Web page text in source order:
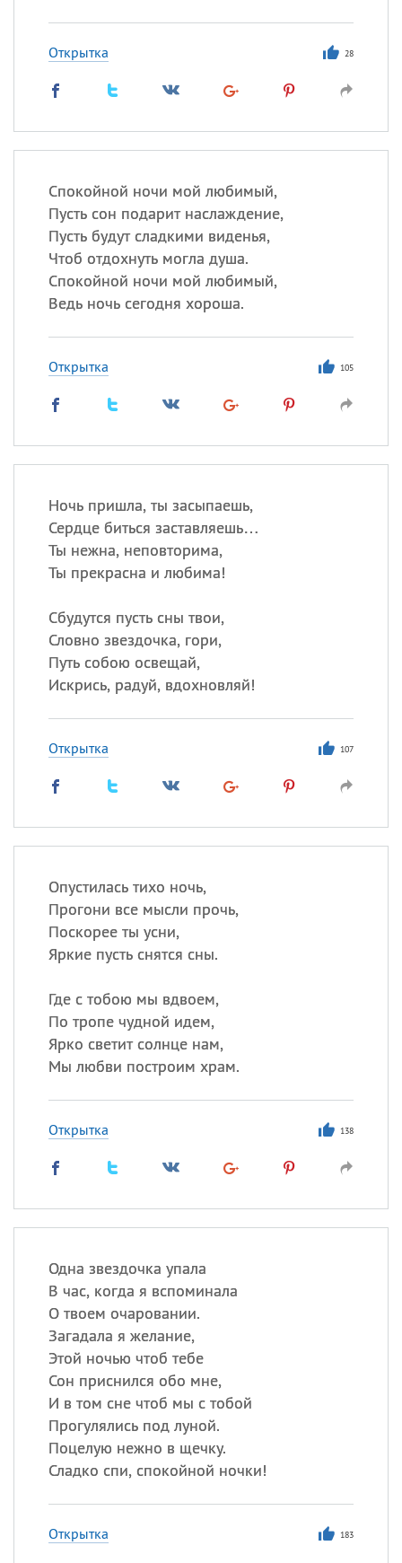
Открытка 28
Спокойной ночи мой любимый,
Пусть сон подарит наслаждение,
Пусть будут сладкими виденья,
Чтоб отдохнуть могла душа.
Спокойной ночи мой любимый,
Ведь ночь сегодня хороша.
Открытка 105
Ночь пришла, ты засыпаешь,
Сердце биться заставляешь…
Ты нежна, неповторима,
Ты прекрасна и любима!
Сбудутся пусть сны твои,
Словно звездочка, гори,
Путь собою освещай,
Искрись, радуй, вдохновляй!
Открытка 107
Опустилась тихо ночь,
Прогони все мысли прочь,
Поскорее ты усни,
Яркие пусть снятся сны.
Где с тобою мы вдвоем,
По тропе чудной идем,
Ярко светит солнце нам,
Мы любви построим храм.
Открытка 138
Одна звездочка упала
В час, когда я вспоминала
О твоем очаровании.
Загадала я желание,
Этой ночью чтоб тебе
Сон приснился обо мне,
И в том сне чтоб мы с тобой
Прогулялись под луной.
Поцелую нежно в щечку.
Сладко спи, спокойной ночки!
Открытка 183